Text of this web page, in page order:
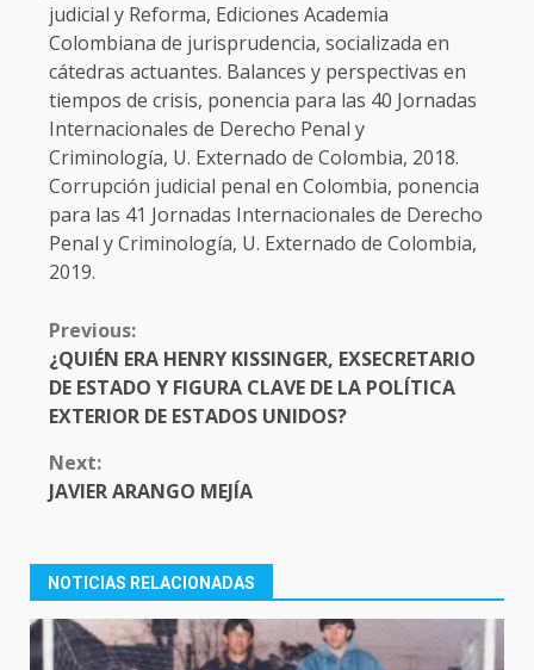
judicial y Reforma, Ediciones Academia
Colombiana de jurisprudencia, socializada en
cátedras actuantes. Balances y perspectivas en
tiempos de crisis, ponencia para las 40 Jornadas
Internacionales de Derecho Penal y
Criminología, U. Externado de Colombia, 2018.
Corrupción judicial penal en Colombia, ponencia
para las 41 Jornadas Internacionales de Derecho
Penal y Criminología, U. Externado de Colombia,
2019.
CONTINUE
READING
Previous:
¿QUIÉN ERA HENRY KISSINGER, EXSECRETARIO
DE ESTADO Y FIGURA CLAVE DE LA POLÍTICA
EXTERIOR DE ESTADOS UNIDOS?
Next:
JAVIER ARANGO MEJÍA
NOTICIAS RELACIONADAS